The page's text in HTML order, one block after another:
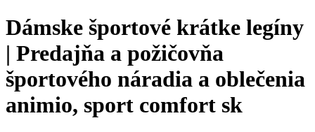
Dámske športové krátke legíny
| Predajňa a požičovňa
športového náradia a oblečenia
animio, sport comfort sk